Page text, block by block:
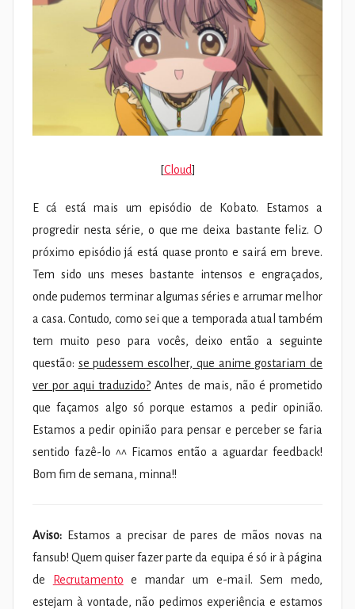
[Cloud]
E cá está mais um episódio de Kobato. Estamos a
progredir nesta série, o que me deixa bastante feliz. O
próximo episódio já está quase pronto e sairá em breve.
Tem sido uns meses bastante intensos e engraçados,
onde pudemos terminar algumas séries e arrumar melhor
a casa. Contudo, como sei que a temporada atual também
tem muito peso para vocês, deixo então a seguinte
questão: se pudessem escolher, que anime gostariam de
ver por aqui traduzido? Antes de mais, não é prometido
que façamos algo só porque estamos a pedir opinião.
Estamos a pedir opinião para pensar e perceber se faria
sentido fazê-lo ^^ Ficamos então a aguardar feedback!
Bom fim de semana, minna!!
Aviso: Estamos a precisar de pares de mãos novas na
fansub! Quem quiser fazer parte da equipa é só ir à página
de
Recrutamento e mandar um e-mail. Sem medo,
estejam à vontade, não pedimos experiência e estamos